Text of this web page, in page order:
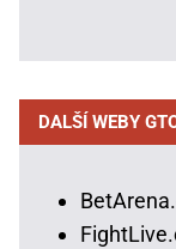
DALŠÍ WEBY